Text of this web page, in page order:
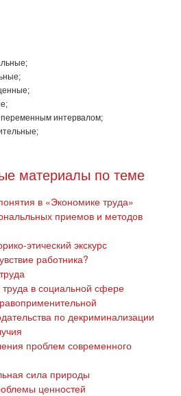
интервалом;
материалы по теме
в «Экономике труда»
приемов и методов
этический экскурс
работника?
в социальной сфере
по декриминализации
проблем современного
сила природы
ценностей